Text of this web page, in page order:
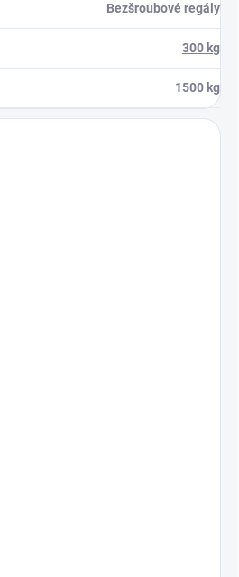
Bezšroubové regály
300 kg
1500 kg